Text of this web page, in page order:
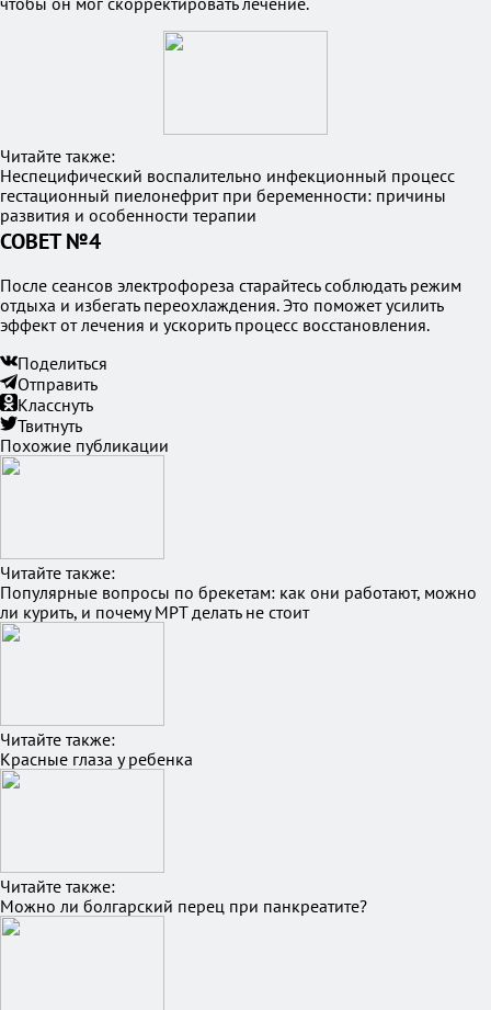
Читайте также:
Неспецифический воспалительно инфекционный процесс
гестационный пиелонефрит при беременности: причины
развития и особенности терапии
СОВЕТ №4
После сеансов электрофореза старайтесь соблюдать режим
отдыха и избегать переохлаждения. Это поможет усилить
эффект от лечения и ускорить процесс восстановления.
Поделиться
Отправить
Класснуть
Твитнуть
Похожие публикации
Читайте также:
Популярные вопросы по брекетам: как они работают, можно
ли курить, и почему МРТ делать не стоит
Читайте также:
Красные глаза у ребенка
Читайте также:
Можно ли болгарский перец при панкреатите?